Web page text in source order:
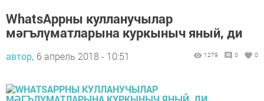
WhatsAppны кулланучылар
мәгълүматларына куркыныч яный, ди
автор, 6 апрель 2018 - 10:51 1279 0 0